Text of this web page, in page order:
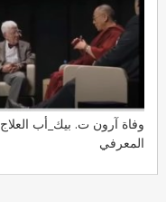
وفاة آرون ت. بيك_أب العلاج
المعرفي